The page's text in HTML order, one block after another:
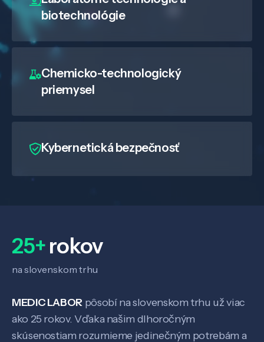
biotechnológie
Chemicko-technologický
priemysel
Kybernetická bezpečnosť
25+rokov
na slovenskom trhu
MEDIC LABOR pôsobí na slovenskom trhu už viac
ako 25 rokov. Vďaka našim dlhoročným
skúsenostiam rozumieme jedinečným potrebám a